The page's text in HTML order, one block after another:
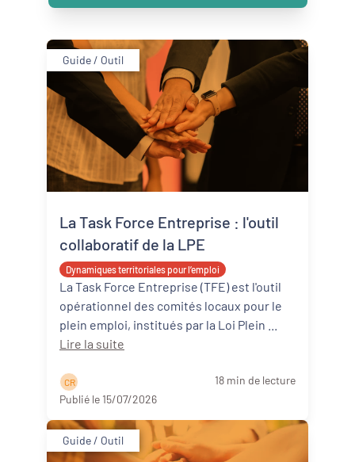
Guide / Outil
Dynamiques territoriales pour l’emploi
La Task Force Entreprise : l'outil
collaboratif de la LPE
La Task Force Entreprise (TFE) est l'outil
opérationnel des comités locaux pour le
Lire la suite
C R
18 min de lecture
Publié le 15/07/2026
Guide / Outil